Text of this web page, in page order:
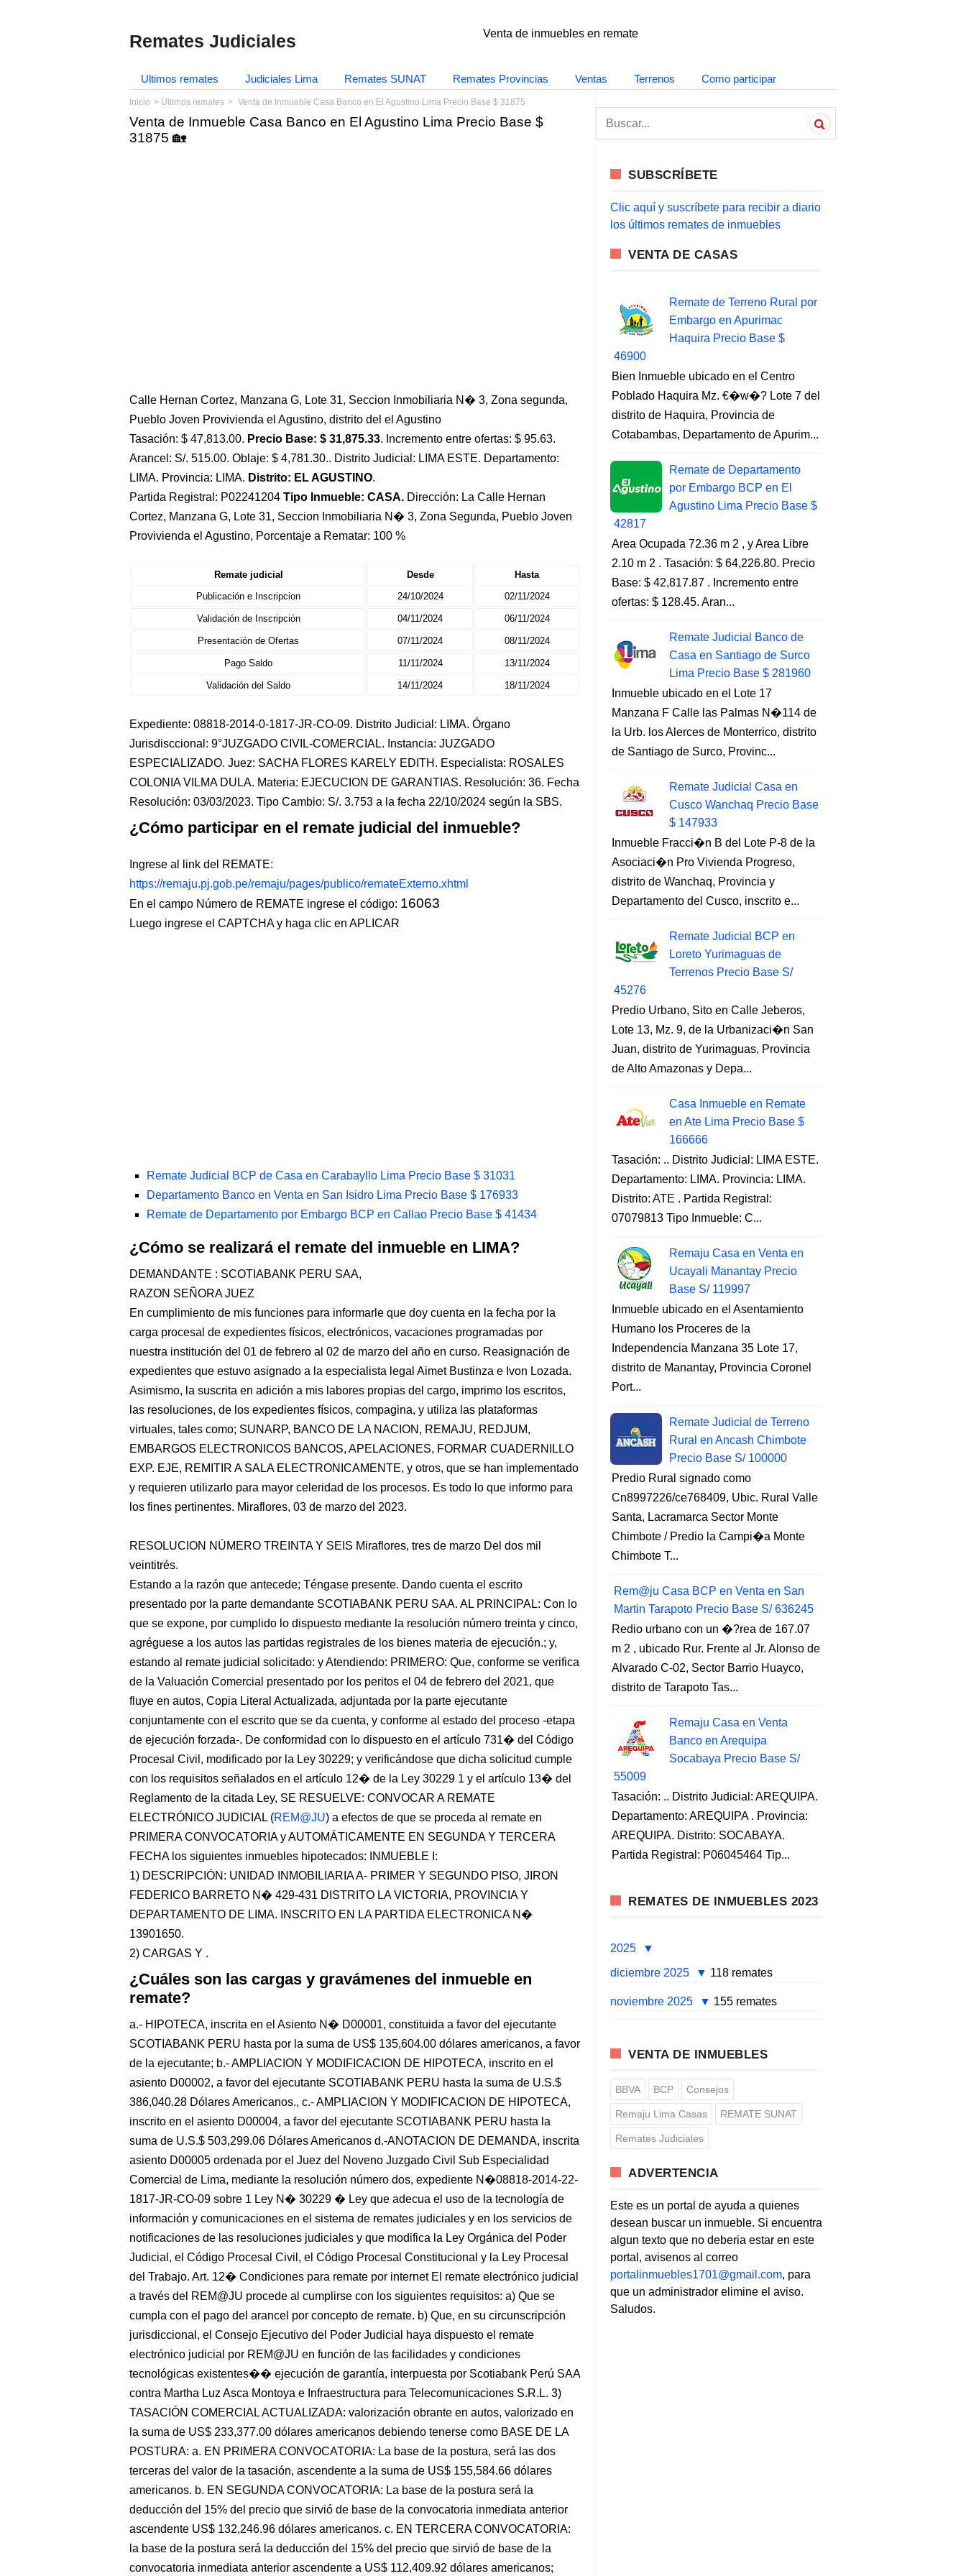
Remates Judiciales Venta de inmuebles en remate
Ultimos remates Judiciales Lima Remates SUNAT Remates Provincias Ventas Terrenos Como participar
Inicio Últimos remates Venta de Inmueble Casa Banco en El Agustino Lima Precio Base $ 31875
Venta de Inmueble Casa Banco en El Agustino Lima Precio Base $
31875 🏡
Calle Hernan Cortez, Manzana G, Lote 31, Seccion Inmobiliaria N� 3, Zona segunda,
Pueblo Joven Provivienda el Agustino, distrito del el Agustino
Tasación: $ 47,813.00. Precio Base: $ 31,875.33. Incremento entre ofertas: $ 95.63.
Arancel: S/. 515.00. Oblaje: $ 4,781.30.. Distrito Judicial: LIMA ESTE. Departamento:
LIMA. Provincia: LIMA. Distrito: EL AGUSTINO.
Partida Registral: P02241204 Tipo Inmueble: CASA. Dirección: La Calle Hernan
Cortez, Manzana G, Lote 31, Seccion Inmobiliaria N� 3, Zona Segunda, Pueblo Joven
Provivienda el Agustino, Porcentaje a Rematar: 100 %
Remate judicial Desde
Hasta
Publicación e Inscripcion
24/10/2024 02/11/2024
Validación de Inscripción 04/11/2024 06/11/2024
Presentación de Ofertas 07/11/2024 08/11/2024
Pago Saldo 11/11/2024 13/11/2024
Validación del Saldo 14/11/2024 18/11/2024
Expediente: 08818-2014-0-1817-JR-CO-09. Distrito Judicial: LIMA. Órgano
Jurisdisccional: 9°JUZGADO CIVIL-COMERCIAL. Instancia: JUZGADO
ESPECIALIZADO. Juez: SACHA FLORES KARELY EDITH. Especialista: ROSALES
COLONIA VILMA DULA. Materia: EJECUCION DE GARANTIAS. Resolución: 36. Fecha
Resolución: 03/03/2023. Tipo Cambio: S/. 3.753 a la fecha 22/10/2024 según la SBS.
¿Cómo participar en el remate judicial del inmueble?
Ingrese al link del REMATE:
https://remaju.pj.gob.pe/remaju/pages/publico/remateExterno.xhtml
En el campo Número de REMATE ingrese el código: 16063
Luego ingrese el CAPTCHA y haga clic en APLICAR
Remate Judicial BCP de Casa en Carabayllo Lima Precio Base $ 31031
Departamento Banco en Venta en San Isidro Lima Precio Base $ 176933
Remate de Departamento por Embargo BCP en Callao Precio Base $ 41434
¿Cómo se realizará el remate del inmueble en LIMA?
DEMANDANTE : SCOTIABANK PERU SAA,
RAZON SEÑORA JUEZ
En cumplimiento de mis funciones para informarle que doy cuenta en la fecha por la
carga procesal de expedientes físicos, electrónicos, vacaciones programadas por
nuestra institución del 01 de febrero al 02 de marzo del año en curso. Reasignación de
expedientes que estuvo asignado a la especialista legal Aimet Bustinza e Ivon Lozada.
Asimismo, la suscrita en adición a mis labores propias del cargo, imprimo los escritos,
las resoluciones, de los expedientes físicos, compagina, y utiliza las plataformas
virtuales, tales como; SUNARP, BANCO DE LA NACION, REMAJU, REDJUM,
EMBARGOS ELECTRONICOS BANCOS, APELACIONES, FORMAR CUADERNILLO
EXP. EJE, REMITIR A SALA ELECTRONICAMENTE, y otros, que se han implementado
y requieren utilizarlo para mayor celeridad de los procesos. Es todo lo que informo para
los fines pertinentes. Miraflores, 03 de marzo del 2023.
RESOLUCION NÚMERO TREINTA Y SEIS Miraflores, tres de marzo Del dos mil
veintitrés.
Estando a la razón que antecede; Téngase presente. Dando cuenta el escrito
presentado por la parte demandante SCOTIABANK PERU SAA. AL PRINCIPAL: Con lo
que se expone, por cumplido lo dispuesto mediante la resolución número treinta y cinco,
agréguese a los autos las partidas registrales de los bienes materia de ejecución.; y,
estando al remate judicial solicitado: y Atendiendo: PRIMERO: Que, conforme se verifica
de la Valuación Comercial presentado por los peritos el 04 de febrero del 2021, que
fluye en autos, Copia Literal Actualizada, adjuntada por la parte ejecutante
conjuntamente con el escrito que se da cuenta, y conforme al estado del proceso -etapa
de ejecución forzada-. De conformidad con lo dispuesto en el artículo 731� del Código
Procesal Civil, modificado por la Ley 30229; y verificándose que dicha solicitud cumple
con los requisitos señalados en el artículo 12� de la Ley 30229 1 y el artículo 13� del
Reglamento de la citada Ley, SE RESUELVE: CONVOCAR A REMATE
ELECTRÓNICO JUDICIAL (REM@JU) a efectos de que se proceda al remate en
PRIMERA CONVOCATORIA y AUTOMÁTICAMENTE EN SEGUNDA Y TERCERA
FECHA los siguientes inmuebles hipotecados: INMUEBLE I:
1) DESCRIPCIÓN: UNIDAD INMOBILIARIA A- PRIMER Y SEGUNDO PISO, JIRON
FEDERICO BARRETO N� 429-431 DISTRITO LA VICTORIA, PROVINCIA Y
DEPARTAMENTO DE LIMA. INSCRITO EN LA PARTIDA ELECTRONICA N�
13901650.
2) CARGAS Y .
¿Cuáles son las cargas y gravámenes del inmueble en
remate?
a.- HIPOTECA, inscrita en el Asiento N� D00001, constituida a favor del ejecutante
SCOTIABANK PERU hasta por la suma de US$ 135,604.00 dólares americanos, a favor
de la ejecutante; b.- AMPLIACION Y MODIFICACION DE HIPOTECA, inscrito en el
asiento D00002, a favor del ejecutante SCOTIABANK PERU hasta la suma de U.S.$
386,040.28 Dólares Americanos., c.- AMPLIACION Y MODIFICACION DE HIPOTECA,
inscrito en el asiento D00004, a favor del ejecutante SCOTIABANK PERU hasta la
suma de U.S.$ 503,299.06 Dólares Americanos d.-ANOTACION DE DEMANDA, inscrita
asiento D00005 ordenada por el Juez del Noveno Juzgado Civil Sub Especialidad
Comercial de Lima, mediante la resolución número dos, expediente N�08818-2014-22-
1817-JR-CO-09 sobre 1 Ley N� 30229 � Ley que adecua el uso de la tecnología de
información y comunicaciones en el sistema de remates judiciales y en los servicios de
notificaciones de las resoluciones judiciales y que modifica la Ley Orgánica del Poder
Judicial, el Código Procesal Civil, el Código Procesal Constitucional y la Ley Procesal
del Trabajo. Art. 12� Condiciones para remate por internet El remate electrónico judicial
a través del REM@JU procede al cumplirse con los siguientes requisitos: a) Que se
cumpla con el pago del arancel por concepto de remate. b) Que, en su circunscripción
jurisdiccional, el Consejo Ejecutivo del Poder Judicial haya dispuesto el remate
electrónico judicial por REM@JU en función de las facilidades y condiciones
tecnológicas existentes�� ejecución de garantía, interpuesta por Scotiabank Perú SAA
contra Martha Luz Asca Montoya e Infraestructura para Telecomunicaciones S.R.L. 3)
TASACIÓN COMERCIAL ACTUALIZADA: valorización obrante en autos, valorizado en
la suma de US$ 233,377.00 dólares americanos debiendo tenerse como BASE DE LA
POSTURA: a. EN PRIMERA CONVOCATORIA: La base de la postura, será las dos
terceras del valor de la tasación, ascendente a la suma de US$ 155,584.66 dólares
americanos. b. EN SEGUNDA CONVOCATORIA: La base de la postura será la
deducción del 15% del precio que sirvió de base de la convocatoria inmediata anterior
ascendente US$ 132,246.96 dólares americanos. c. EN TERCERA CONVOCATORIA:
la base de la postura será la deducción del 15% del precio que sirvió de base de la
convocatoria inmediata anterior ascendente a US$ 112,409.92 dólares americanos;
a
SUBSCRÍBETE
Clic aquí y suscríbete para recibir a diario
los últimos remates de inmuebles
VENTA DE CASAS
Remate de Terreno Rural por
Embargo en Apurimac
Haquira Precio Base $
46900
Bien Inmueble ubicado en el Centro
Poblado Haquira Mz. €�w�? Lote 7 del
distrito de Haquira, Provincia de
Cotabambas, Departamento de Apurim...
Remate de Departamento
por Embargo BCP en El
Agustino Lima Precio Base $
42817
Area Ocupada 72.36 m 2 , y Area Libre
2.10 m 2 . Tasación: $ 64,226.80. Precio
Base: $ 42,817.87 . Incremento entre
ofertas: $ 128.45. Aran...
Remate Judicial Banco de
Casa en Santiago de Surco
Lima Precio Base $ 281960
Inmueble ubicado en el Lote 17
Manzana F Calle las Palmas N�114 de
la Urb. los Alerces de Monterrico, distrito
de Santiago de Surco, Provinc...
Remate Judicial Casa en
Cusco Wanchaq Precio Base
$ 147933
Inmueble Fracci�n B del Lote P-8 de la
Asociaci�n Pro Vivienda Progreso,
distrito de Wanchaq, Provincia y
Departamento del Cusco, inscrito e...
Remate Judicial BCP en
Loreto Yurimaguas de
Terrenos Precio Base S/
45276
Predio Urbano, Sito en Calle Jeberos,
Lote 13, Mz. 9, de la Urbanizaci�n San
Juan, distrito de Yurimaguas, Provincia
de Alto Amazonas y Depa...
Casa Inmueble en Remate
en Ate Lima Precio Base $
166666
Tasación: .. Distrito Judicial: LIMA ESTE.
Departamento: LIMA. Provincia: LIMA.
Distrito: ATE . Partida Registral:
07079813 Tipo Inmueble: C...
Remaju Casa en Venta en
Ucayali Manantay Precio
Base S/ 119997
Inmueble ubicado en el Asentamiento
Humano los Proceres de la
Independencia Manzana 35 Lote 17,
distrito de Manantay, Provincia Coronel
Port...
Remate Judicial de Terreno
Rural en Ancash Chimbote
Precio Base S/ 100000
Predio Rural signado como
Cn8997226/ce768409, Ubic. Rural Valle
Santa, Lacramarca Sector Monte
Chimbote / Predio la Campi�a Monte
Chimbote T...
Rem@ju Casa BCP en Venta en San
Martin Tarapoto Precio Base S/ 636245
Redio urbano con un �?rea de 167.07
m 2 , ubicado Rur. Frente al Jr. Alonso de
Alvarado C-02, Sector Barrio Huayco,
distrito de Tarapoto Tas...
Remaju Casa en Venta
Banco en Arequipa
Socabaya Precio Base S/
55009
Tasación: .. Distrito Judicial: AREQUIPA.
Departamento: AREQUIPA . Provincia:
AREQUIPA. Distrito: SOCABAYA.
Partida Registral: P06045464 Tip...
REMATES DE INMUEBLES 2023
2025
diciembre 2025
118 remates
noviembre 2025 155 remates
VENTA DE INMUEBLES
BBVA BCP Consejos
Remaju Lima Casas REMATE SUNAT
Remates Judiciales
ADVERTENCIA
Este es un portal de ayuda a quienes
desean buscar un inmueble. Si encuentra
algun texto que no deberia estar en este
portal, avisenos al correo
portalinmuebles1701@gmail.com, para
que un administrador elimine el aviso.
Saludos.